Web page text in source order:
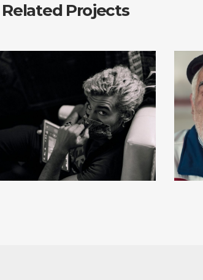
Related Projects